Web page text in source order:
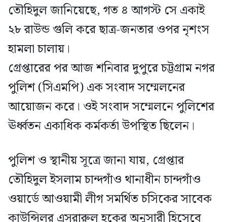
তৌহিদুল জানিয়েছে, গত ৪ আগস্ট সে একাই
২৮ রাউন্ড গুলি করে ছাত্র-জনতার ওপর নৃশংস
হামলা চালায়।
গ্রেপ্তারের পর আজ শনিবার দুপুরে চট্টগ্রাম নগর
পুলিশ (সিএমপি) এক সংবাদ সম্মেলনের
আয়োজন করে। ওই সংবাদ সম্মেলনে পুলিশের
ঊর্ধ্বতন একাধিক কর্মকর্তা উপস্থিত ছিলেন।
পুলিশ ও স্থানীয় সূত্রে জানা যায়, গ্রেপ্তার
তৌহিদুল ইসলাম চান্দগাঁও থানাধীন চান্দগাঁও
ওয়ার্ডে আওয়ামী লীগ সমর্থিত চসিকের সাবেক